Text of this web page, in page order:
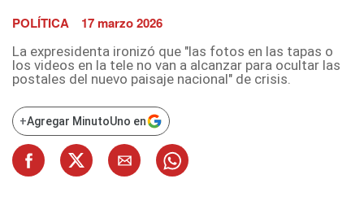
POLÍTICA 17 marzo 2026
La expresidenta ironizó que "las fotos en las tapas o
los videos en la tele no van a alcanzar para ocultar las
postales del nuevo paisaje nacional" de crisis.
+Agregar MinutoUno en